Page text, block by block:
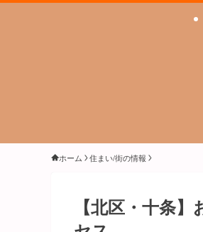
ホーム 住まい/街の情報
【北区・十条